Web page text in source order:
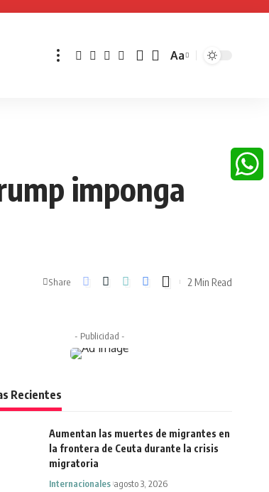
Font
Aa
imponga
Share 2 Min Read
- Publicidad -
Recientes
Aumentan las muertes de migrantes en
la frontera de Ceuta durante la crisis
migratoria
Internacionales agosto 3, 2026